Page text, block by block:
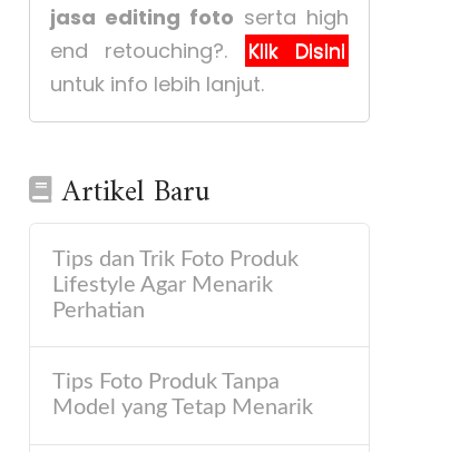
jasa editing foto serta high
end retouching?.
Klik Disini
untuk info lebih lanjut.
Artikel Baru
Tips dan Trik Foto Produk
Lifestyle Agar Menarik
Perhatian
Tips Foto Produk Tanpa
Model yang Tetap Menarik